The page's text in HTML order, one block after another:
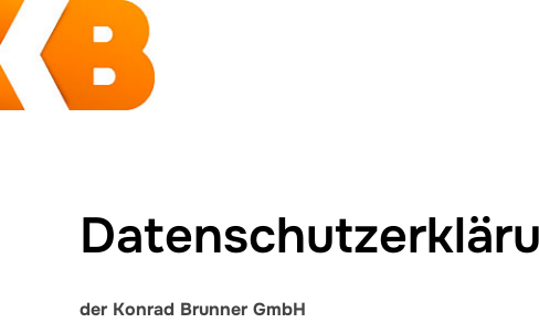
Zum
Inhalt
springen
der Konrad Brunner GmbH